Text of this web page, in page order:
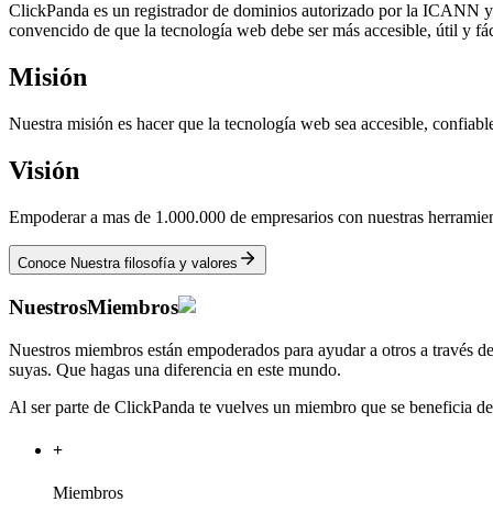
ClickPanda es un registrador de dominios autorizado por la ICANN
convencido de que la tecnología web debe ser más accesible, útil y
Misión
Nuestra misión es hacer que la tecnología web sea accesible,
Visión
Empoderar a mas de 1.000.000 de empresarios con nuestras
Conoce Nuestra filosofía y valores
NuestrosMiembros
Nuestros miembros están empoderados para ayudar a otros a través
suyas. Que hagas una diferencia en este mundo.
Al ser parte de ClickPanda te vuelves un miembro que se beneficia
+
Miembros